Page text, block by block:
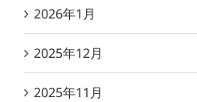
2026年1月
2025年12月
2025年11月